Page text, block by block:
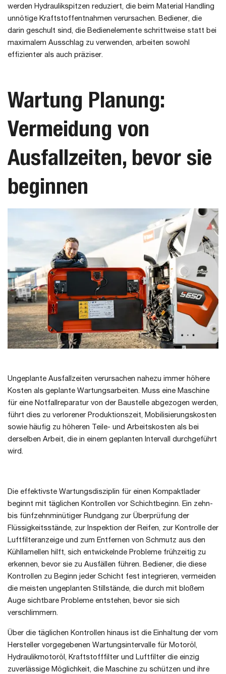
werden Hydraulikspitzen reduziert, die beim Material Handling
unnötige Kraftstoffentnahmen verursachen. Bediener, die
darin geschult sind, die Bedienelemente schrittweise statt bei
maximalem Ausschlag zu verwenden, arbeiten sowohl
effizienter als auch präziser.
Wartung Planung:
Vermeidung von
Ausfallzeiten, bevor sie
beginnen
Ungeplante Ausfallzeiten verursachen nahezu immer höhere
Kosten als geplante Wartungsarbeiten. Muss eine Maschine
für eine Notfallreparatur von der Baustelle abgezogen werden,
führt dies zu verlorener Produktionszeit, Mobilisierungskosten
sowie häufig zu höheren Teile- und Arbeitskosten als bei
derselben Arbeit, die in einem geplanten Intervall durchgeführt
wird.
Die effektivste Wartungsdisziplin für einen Kompaktlader
beginnt mit täglichen Kontrollen vor Schichtbeginn. Ein zehn-
bis fünfzehnminütiger Rundgang zur Überprüfung der
Flüssigkeitsstände, zur Inspektion der Reifen, zur Kontrolle der
Luftfilteranzeige und zum Entfernen von Schmutz aus den
Kühllamellen hilft, sich entwickelnde Probleme frühzeitig zu
erkennen, bevor sie zu Ausfällen führen. Bediener, die diese
Kontrollen zu Beginn jeder Schicht fest integrieren, vermeiden
die meisten ungeplanten Stillstände, die durch mit bloßem
Auge sichtbare Probleme entstehen, bevor sie sich
verschlimmern.
Über die täglichen Kontrollen hinaus ist die Einhaltung der vom
Hersteller vorgegebenen Wartungsintervalle für Motoröl,
Hydraulikmotoröl, Kraftstofffilter und Luftfilter die einzig
zuverlässige Möglichkeit, die Maschine zu schützen und ihre